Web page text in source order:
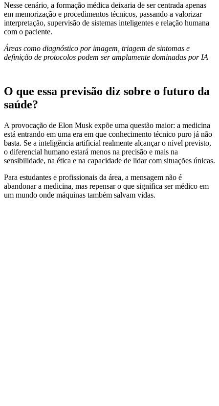
Nesse cenário, a formação médica deixaria de ser centrada apenas
em memorização e procedimentos técnicos, passando a valorizar
interpretação, supervisão de sistemas inteligentes e relação humana
com o paciente.
Áreas como diagnóstico por imagem, triagem de sintomas e
definição de protocolos podem ser amplamente dominadas por IA
O que essa previsão diz sobre o futuro da
saúde?
A provocação de Elon Musk expõe uma questão maior: a medicina
está entrando em uma era em que conhecimento técnico puro já não
basta. Se a inteligência artificial realmente alcançar o nível previsto,
o diferencial humano estará menos na precisão e mais na
sensibilidade, na ética e na capacidade de lidar com situações únicas.
Para estudantes e profissionais da área, a mensagem não é
abandonar a medicina, mas repensar o que significa ser médico em
um mundo onde máquinas também salvam vidas.